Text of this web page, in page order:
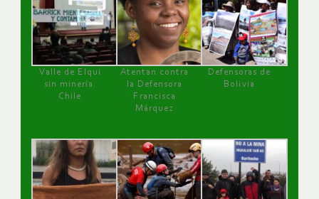
Valle de Elqui
sin minería.
Chile
Atentan contra
la Defensora
Francisca
Márquez
Defensoras de
Bolivia